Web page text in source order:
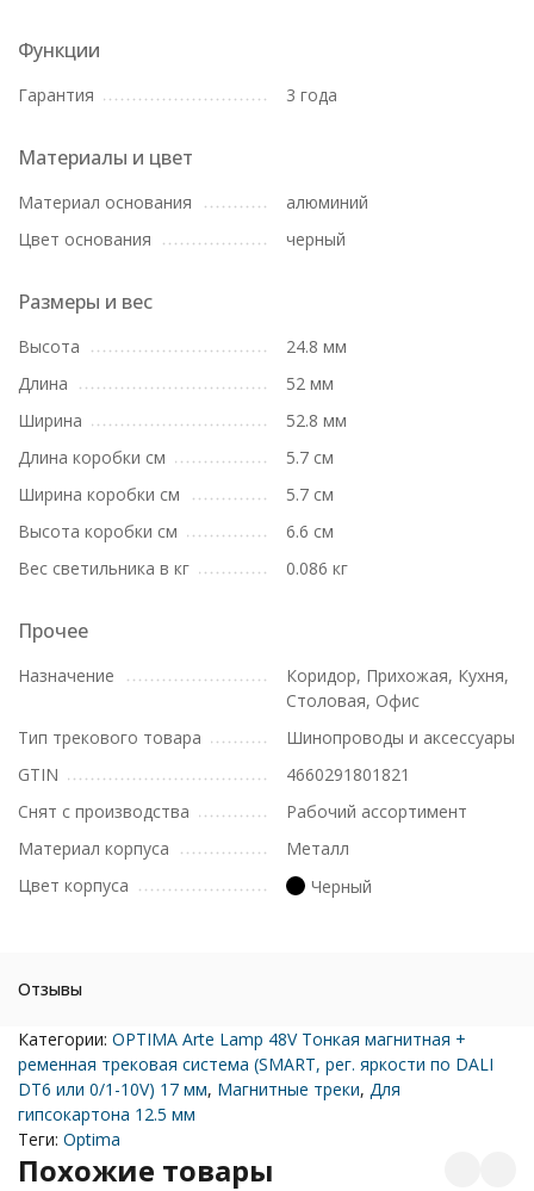
Функции
Гарантия 3 года
Материалы и цвет
Материал основания
алюминий
Цвет основания
черный
Размеры и вес
Высота
24.8 мм
Длина
52 мм
Ширина
52.8 мм
Длина коробки см
5.7 см
Ширина коробки см
5.7 см
Высота коробки см
6.6 см
Вес светильника в кг
0.086 кг
Прочее
Назначение
Коридор, Прихожая, Кухня,
Столовая, Офис
Тип трекового товара
Шинопроводы и аксессуары
GTIN
4660291801821
Снят с производства
Рабочий ассортимент
Материал корпуса
Металл
Цвет корпуса
Черный
Отзывы
Категории: OPTIMA Arte Lamp 48V Тонкая магнитная +
ременная трековая система (SMART, рег. яркости по DALI
DT6 или 0/1-10V) 17 мм, Магнитные треки, Для
гипсокартона 12.5 мм
Теги: Optima
Похожие товары